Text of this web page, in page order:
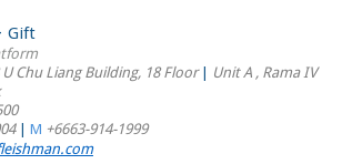
Gift
U Chu Liang Building, 18 Floor | Unit A , Rama IV
| M +6663-914-1999